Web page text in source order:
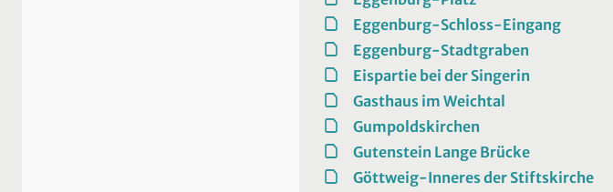
Eggenburg-Schloss-Eingang
Eggenburg-Stadtgraben
Eispartie bei der Singerin
Gasthaus im Weichtal
Gumpoldskirchen
Gutenstein Lange Brücke
Göttweig-Inneres der Stiftskirche